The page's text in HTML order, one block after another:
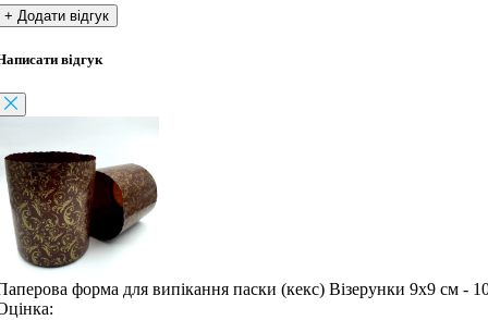
+ Додати відгук
відгук
форма для випікання паски (кекс) Візерунки 9х9 см -